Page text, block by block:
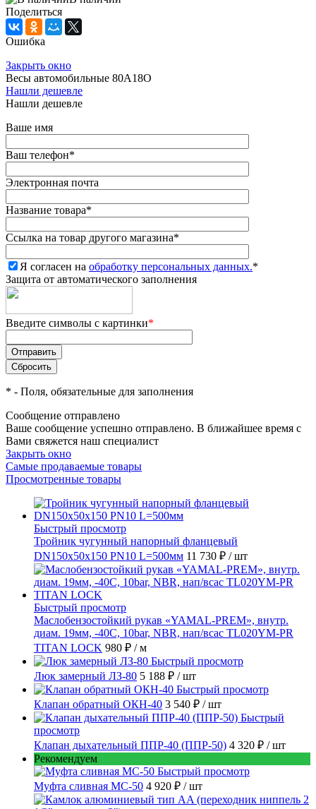
Поделиться
Ошибка
Закрыть окно
Весы автомобильные 80А18О
Нашли дешевле
Нашли дешевле
Ваше имя
Ваш телефон*
Электронная почта
Название товара*
Ссылка на товар другого магазина*
Я согласен на обработку персональных данных.*
Защита от автоматического заполнения
Введите символы с картинки*
* - Поля, обязательные для заполнения
Сообщение отправлено
Ваше сообщение успешно отправлено. В ближайшее время с
Вами свяжется наш специалист
Закрыть окно
Самые продаваемые товары
Просмотренные товары
Быстрый просмотр
Тройник чугунный напорный фланцевый
DN150х50х150 PN10 L=500мм 11 730 ₽ / шт
Быстрый просмотр
Маслобензостойкий рукав «YAMAL-PREM», внутр.
диам. 19мм, -40C, 10bar, NBR, нап/всас TL020YM-PR
TITAN LOCK 980 ₽ / м
Быстрый просмотр
Люк замерный ЛЗ-80 5 188 ₽ / шт
Быстрый просмотр
Клапан обратный ОКН-40 3 540 ₽ / шт
Быстрый
просмотр
Клапан дыхательный ППР-40 (ППР-50) 4 320 ₽ / шт
Рекомендуем
Быстрый просмотр
Муфта сливная МС-50 4 920 ₽ / шт